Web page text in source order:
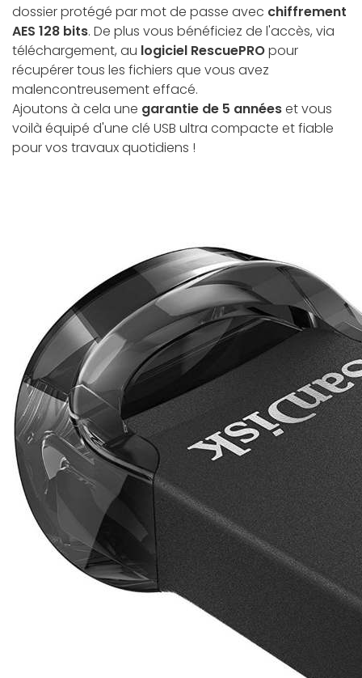
dossier protégé par mot de passe avec chiffrement
AES 128 bits. De plus vous bénéficiez de l'accès, via
téléchargement, au logiciel RescuePROpour
récupérer tous les fichiers que vous avez
malencontreusement effacé.
Ajoutons à cela une garantie de 5 annéeset vous
voilà équipé d'une clé USB ultra compacte et fiable
pour vos travaux quotidiens !